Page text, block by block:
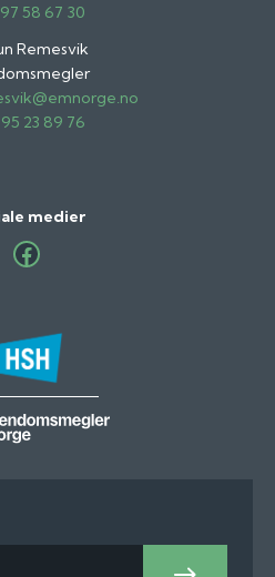
58 67 30
Remesvik
23 89 76
medier
Facebook